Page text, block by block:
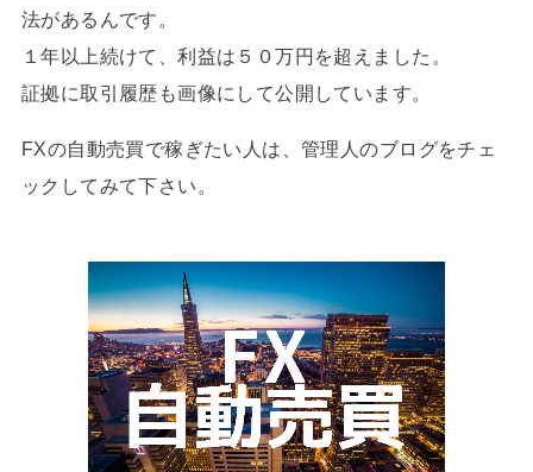
法があるんです。
１年以上続けて、利益は５０万円を超えました。
証拠に取引履歴も画像にして公開しています。
FXの自動売買で稼ぎたい人は、管理人のブログをチェ
ックしてみて下さい。